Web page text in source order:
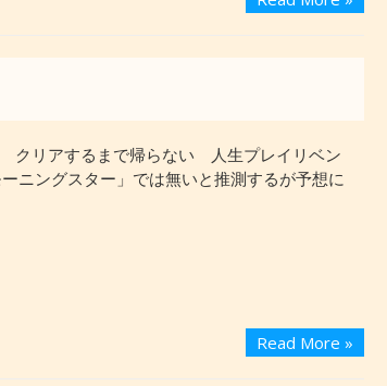
リアするまで帰らない 人生プレイリベン
ニングスター」では無いと推測するが予想に
Read More »